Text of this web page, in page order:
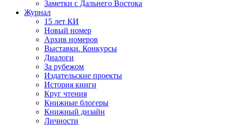
Заметки с Дальнего Востока
Журнал
15 лет КИ
Новый номер
Архив номеров
Выставки. Конкурсы
Диалоги
За рубежом
Издательские проекты
История книги
Круг чтения
Книжные блогеры
Книжный дизайн
Личности